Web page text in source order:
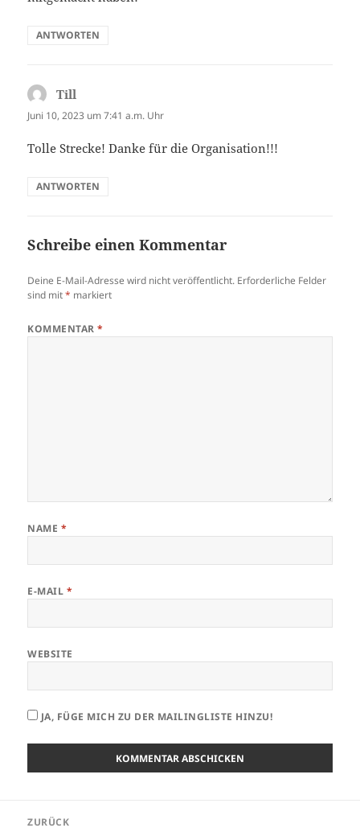
ANTWORTEN
Till
Juni 10, 2023 um 7:41 a.m. Uhr
Tolle Strecke! Danke für die Organisation!!!
ANTWORTEN
Schreibe einen Kommentar
Deine E-Mail-Adresse wird nicht veröffentlicht. Erforderliche Felder
sind mit* markiert
KOMMENTAR*
NAME *
E-MAIL *
WEBSITE
JA, FÜGE MICH ZU DER MAILINGLISTE HINZU!
ZURÜCK